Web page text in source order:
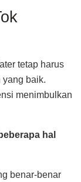
tetap harus
baik.
menimbulkan
hal
benar-benar